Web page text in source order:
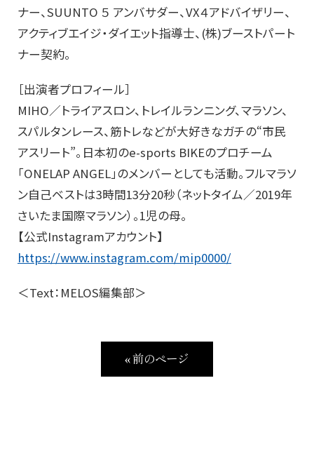
ナー、SUUNTO ５ アンバサダー、VX４アドバイザリー、
アクティブエイジ・ダイエット指導士、(株)ブーストパート
ナー契約。
［出演者プロフィール］
MIHO／トライアスロン、トレイルランニング、マラソン、
スパルタンレース、筋トレなどが大好きなガチの“市民
アスリート”。日本初のe-sports BIKEのプロチーム
「ONELAP ANGEL」のメンバーとしても活動。フルマラソ
ン自己ベストは3時間13分20秒（ネットタイム／2019年
さいたま国際マラソン）。1児の母。
【公式Instagramアカウント】
https://www.instagram.com/mip0000/
＜Text：MELOS編集部＞
« 前のページ